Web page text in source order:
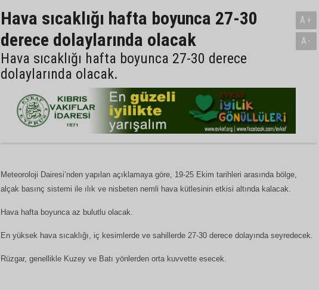
Hava sıcaklığı hafta boyunca 27-30
derece dolaylarında olacak
Hava sıcaklığı hafta boyunca 27-30 derece
dolaylarında olacak.
A+
A-
Meteoroloji Dairesi’nden yapılan açıklamaya göre, 19-25 Ekim tarihleri arasında bölge,
alçak basınç sistemi ile ılık ve nisbeten nemli hava kütlesinin etkisi altında kalacak.
Hava hafta boyunca az bulutlu olacak.
En yüksek hava sıcaklığı, iç kesimlerde ve sahillerde 27-30 derece dolayında seyredecek.
Rüzgar, genellikle Kuzey ve Batı yönlerden orta kuvvette esecek.